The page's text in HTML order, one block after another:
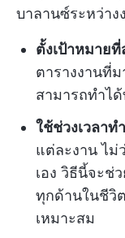
บาลานซ์ระหว่าง
ตั้งเป้าหมาย
ตารางงานที่
สามารถทำไ
ใช้ช่วงเวลาท
แต่ละงาน ไม่
เอง วิธีนี้จะช่
ทุกด้านในชีวิ
เหมาะสม